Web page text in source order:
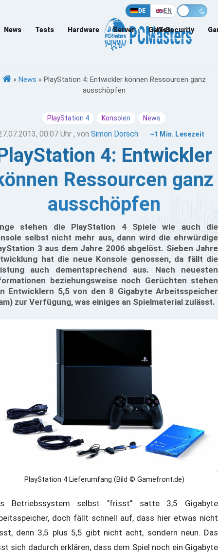
DE EN
News Tests Hardware Server Games
IT-Security
» News » PlayStation 4: Entwickler können Ressourcen ganz
ausschöpfen
PlayStation 4 Konsolen News
00:07 Uhr , von Simon Dorsch ~1 Min. Lesezeit
4: Entwickler
Ressourcen ganz
ausschöpfen
stehen die PlayStation 4 Spiele wie auch die
selbst nicht mehr aus, dann wird die ehrwürdige
3 aus dem Jahre 2006 abgelöst. Sieben Jahre
hat die neue Konsole genossen, da fällt die
auch dementsprechend aus. Nach neuesten
beziehungsweise noch Gerüchten stehen
Entwicklern 5,5 von den 8 Gigabyte Arbeitsspeicher
zur Verfügung, was einiges an Spielmaterial zulässt.
PlayStation 4 Lieferumfang (Bild © Gamefront.de)
Betriebssystem selbst "frisst" satte 3,5 Gigabyte
doch fällt schnell auf, dass hier etwas nicht
denn 3,5 plus 5,5 gibt nicht acht, sondern neun. Das
sich dadurch erklären, dass dem Spiel noch ein Gigabyte